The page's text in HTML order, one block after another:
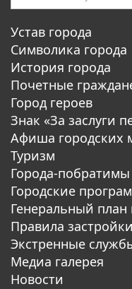
Устав города
Символика города
История города
Почетные
Город героев
Знак «За заслуги
Афиша городских
Туризм
Города-побратимы
Городские
Генеральный план
Правила
Экстренные
Медиа галерея
Новости